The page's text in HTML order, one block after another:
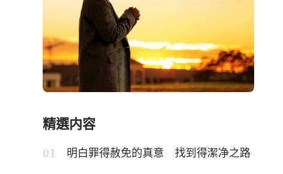
精選内容
明白罪得赦免的真意 找到得潔净之路